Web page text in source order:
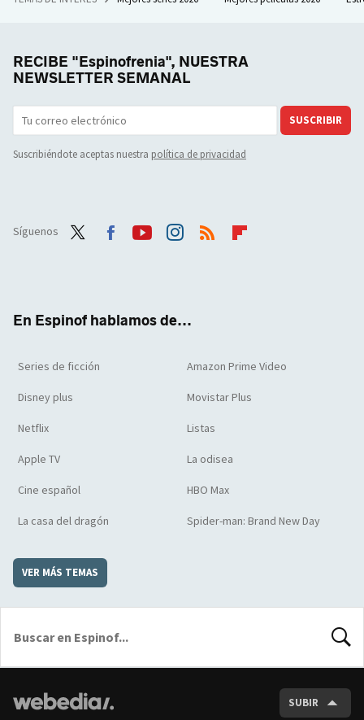
RECIBE "Espinofrenia", NUESTRA
NEWSLETTER SEMANAL
SUSCRIBIR
Suscribiéndote aceptas nuestra política de privacidad
Síguenos
En Espinof hablamos de...
Series de ficción Amazon Prime Video
Disney plus Movistar Plus
Netflix Listas
Apple TV La odisea
Cine español HBO Max
La casa del dragón Spider-man: Brand New Day
VER MÁS TEMAS
SUBIR